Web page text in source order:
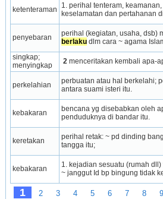
ketenteraman
1. perihal tenteram,
keselamat­an dan pertahanan
penyebaran
perihal (kegiatan, usaha, dsb)
berlaku dlm cara ~ agama
singkap;
menyingkap
2 menceritakan kembali apa-
perkelahian
perbuatan atau hal berkelahi;
antara suami isteri itu.
kebakaran
bencana yg disebabkan oleh
penduduknya di bandar itu.
keretakan
perihal retak: ~ pd dinding
tangga itu;
kebakaran
1. kejadian sesuatu (rumah
~ janggut Id bp bingung tidak
1 2 3 4 5 6 7 8 9